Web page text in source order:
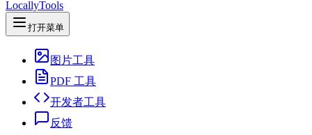
LocallyTools
打开菜单
图片工具
PDF 工具
开发者工具
反馈